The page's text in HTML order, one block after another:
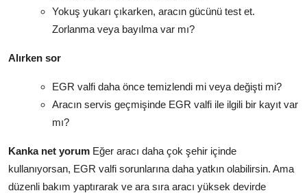
Yokuş yukarı çıkarken, aracın gücünü test et.
Zorlanma veya bayılma var mı?
Alırken sor
EGR valfi daha önce temizlendi mi veya değişti mi?
Aracın servis geçmişinde EGR valfi ile ilgili bir kayıt var
mı?
Kanka net yorum Eğer aracı daha çok şehir içinde
kullanıyorsan, EGR valfi sorunlarına daha yatkın olabilirsin. Ama
düzenli bakım yaptırarak ve ara sıra aracı yüksek devirde